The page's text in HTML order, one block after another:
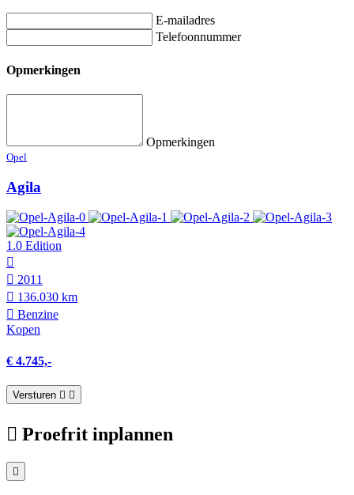
E-mailadres
Telefoonnummer
Opmerkingen
Opmerkingen
Opel
Agila
1.0 Edition
2011
136.030 km
Benzine
Kopen
€ 4.745,-
Versturen
Proefrit inplannen